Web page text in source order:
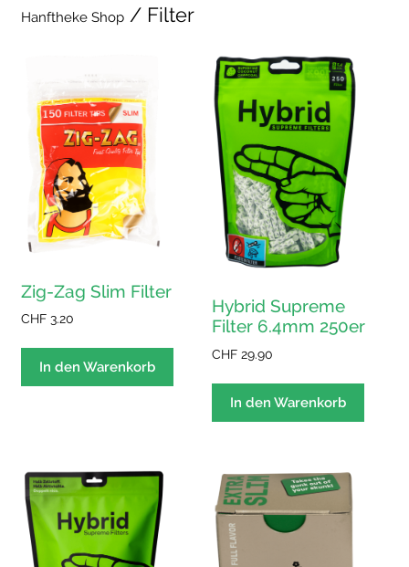
Hanftheke Shop / Filter
Zig-Zag Slim Filter
CHF 3.20
In den Warenkorb
Hybrid Supreme
Filter 6.4mm 250er
CHF 29.90
In den Warenkorb